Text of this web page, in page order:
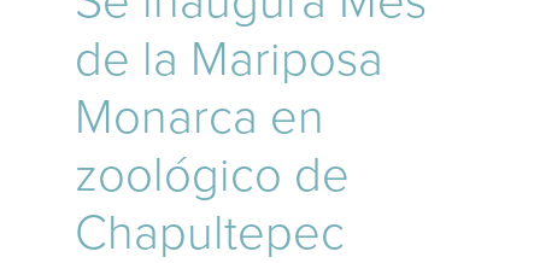
de la Mariposa
Monarca en
zoológico de
Chapultepec